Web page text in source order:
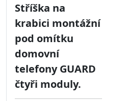
Stříška na
krabici montážní
pod omítku
domovní
telefony GUARD
čtyři moduly.